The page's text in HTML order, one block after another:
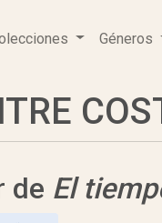
Géneros
de El